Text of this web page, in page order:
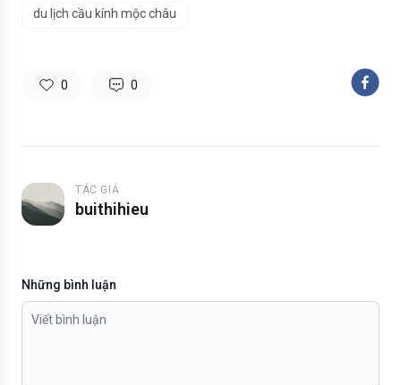
du lịch cầu kính mộc châu
0 0
TÁC GIẢ
buithihieu
Những bình luận